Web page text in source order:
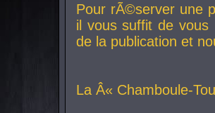
Pour rÃ©server une
il vous suffit de vous
de la publication et
La Â« Chamboule-